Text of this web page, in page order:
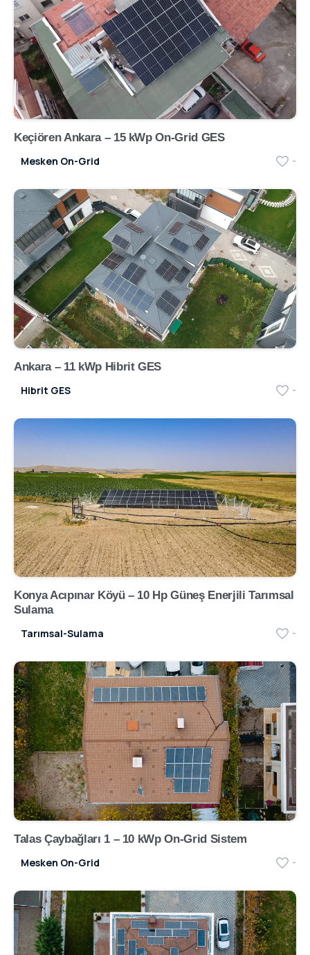
Keçiören Ankara – 15 kWp On-Grid GES
Mesken On-Grid
-
Ankara – 11 kWp Hibrit GES
Hibrit GES
-
Konya Acıpınar Köyü – 10 Hp Güneş Enerjili Tarımsal
Sulama
Tarımsal-Sulama
-
Talas Çaybağları 1 – 10 kWp On-Grid Sistem
Mesken On-Grid
-